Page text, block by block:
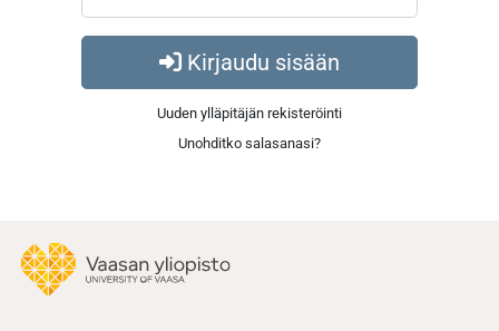
Kirjaudu sisään
Uuden ylläpitäjän rekisteröinti
Unohditko salasanasi?